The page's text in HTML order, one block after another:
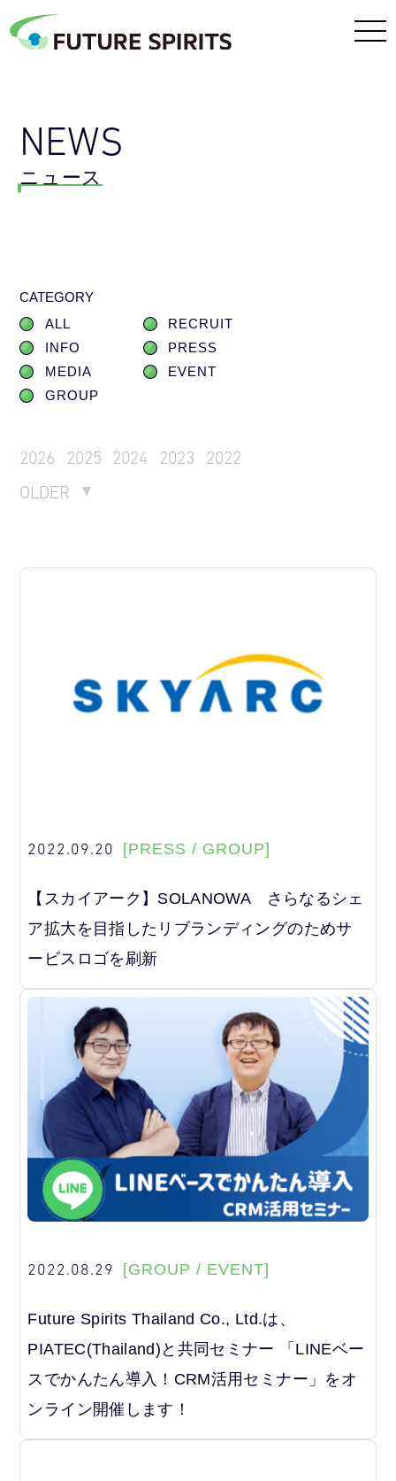
NEWS
ニュース
CATEGORY
ALL
RECRUIT
INFO
PRESS
MEDIA
EVENT
GROUP
2026 2025 2024 2023
2022
OLDER
2022.09.20 [PRESS / GROUP]
【スカイアーク】SOLANOWA さらなるシェ
ア拡大を目指したリブランディングのためサ
ービスロゴを刷新
2022.08.29 [GROUP / EVENT]
Future Spirits Thailand Co., Ltd.は、
PIATEC(Thailand)と共同セミナー 「LINEベー
スでかんたん導入！CRM活用セミナー」をオ
ンライン開催します！